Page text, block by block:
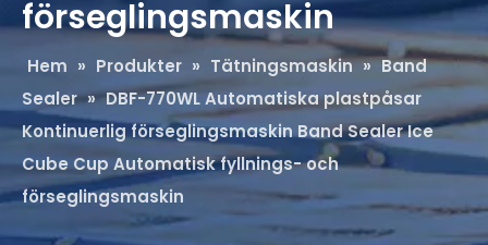
förseglingsmaskin
Hem » Produkter » Tätningsmaskin » Band
Sealer » DBF-770WL Automatiska plastpåsar
Kontinuerlig förseglingsmaskin Band Sealer Ice
Cube Cup Automatisk fyllnings- och
förseglingsmaskin